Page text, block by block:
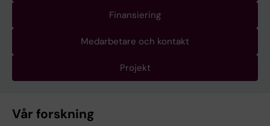
Finansiering
Medarbetare och kontakt
Projekt
Vår forskning